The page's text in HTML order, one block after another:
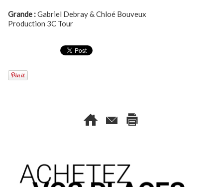
Grande :Gabriel Debray & Chloé Bouveux
Production 3C Tour